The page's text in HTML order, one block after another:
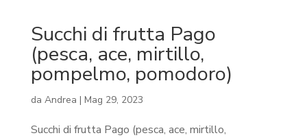
Succhi di frutta Pago
(pesca, ace, mirtillo,
pompelmo, pomodoro)
da Andrea | Mag 29, 2023
Succhi di frutta Pago (pesca, ace, mirtillo,